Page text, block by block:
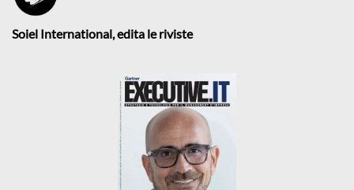
Soiel International, edita le riviste